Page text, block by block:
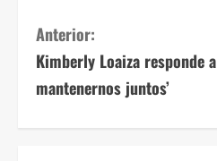
S
i
Anterior:
Kimberly Loaiza responde
mantenernos juntos’